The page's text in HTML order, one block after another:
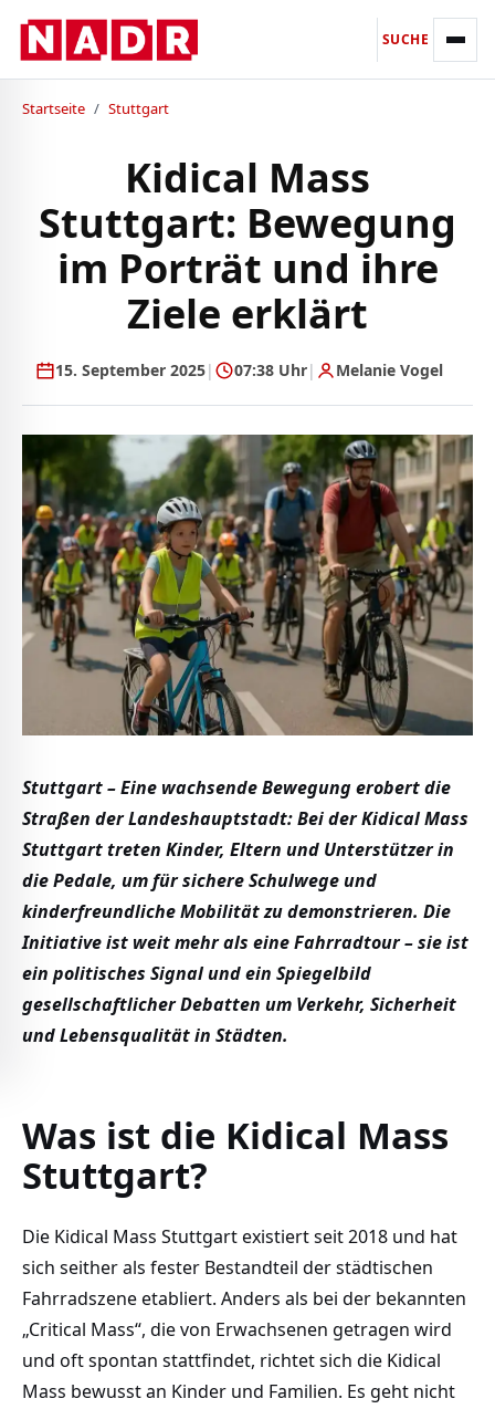
SUCHE
Startseite / Stuttgart
Kidical Mass
Stuttgart: Bewegung
im Porträt und ihre
Ziele erklärt
15. September 2025| 07:38 Uhr| Melanie Vogel
Stuttgart – Eine wachsende Bewegung erobert die
Straßen der Landeshauptstadt: Bei der Kidical Mass
Stuttgart treten Kinder, Eltern und Unterstützer in
die Pedale, um für sichere Schulwege und
kinderfreundliche Mobilität zu demonstrieren. Die
Initiative ist weit mehr als eine Fahrradtour – sie ist
ein politisches Signal und ein Spiegelbild
gesellschaftlicher Debatten um Verkehr, Sicherheit
und Lebensqualität in Städten.
Was ist die Kidical Mass
Stuttgart?
Die Kidical Mass Stuttgart existiert seit 2018 und hat
sich seither als fester Bestandteil der städtischen
Fahrradszene etabliert. Anders als bei der bekannten
„Critical Mass“, die von Erwachsenen getragen wird
und oft spontan stattfindet, richtet sich die Kidical
Mass bewusst an Kinder und Familien. Es geht nicht